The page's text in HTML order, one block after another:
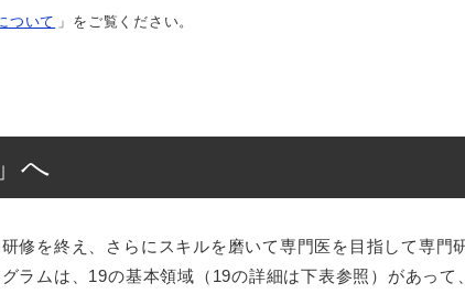
ついて 」をご覧ください。
へ
修を終え、さらにスキルを磨いて専門医を目指して専
ラムは、19の基本領域（19の詳細は下表参照）があっ